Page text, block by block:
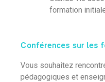
formation
Conférences sur les
Vous souhaitez
pédagogiques et